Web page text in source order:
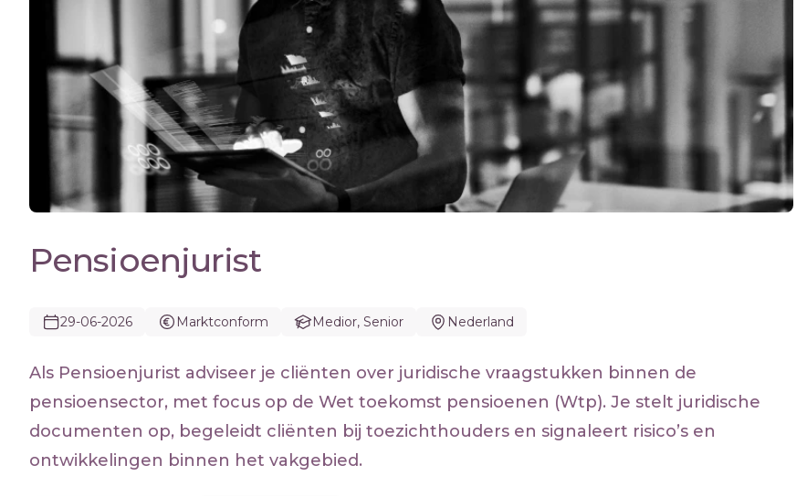
Pensioenjurist
29-06-2026 Marktconform Medior, Senior Nederland
Als Pensioenjurist adviseer je cliënten over juridische vraagstukken binnen de
pensioensector, met focus op de Wet toekomst pensioenen (Wtp). Je stelt juridische
documenten op, begeleidt cliënten bij toezichthouders en signaleert risico’s en
ontwikkelingen binnen het vakgebied.